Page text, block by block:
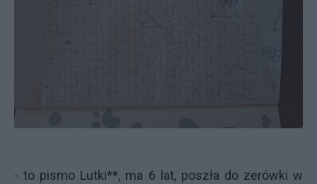
- to pismo Lutki**, ma 6 lat, poszła do zerówki w